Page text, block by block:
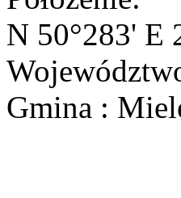
N 50°283' E
Gmina :